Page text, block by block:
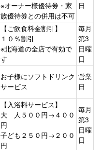
※オーナー様優待券・家
族優待券との併用は不可
日
【ご飲食料金割引】
１０％割引
※北海道の全店で有効で
す
毎月
第3
日曜
日
お子様にソフトドリンク
サービス
営業
日
【入浴料サービス】
大 人５００円→４００
円
子ども２５０円→２００
円
毎月
第3
日曜
日